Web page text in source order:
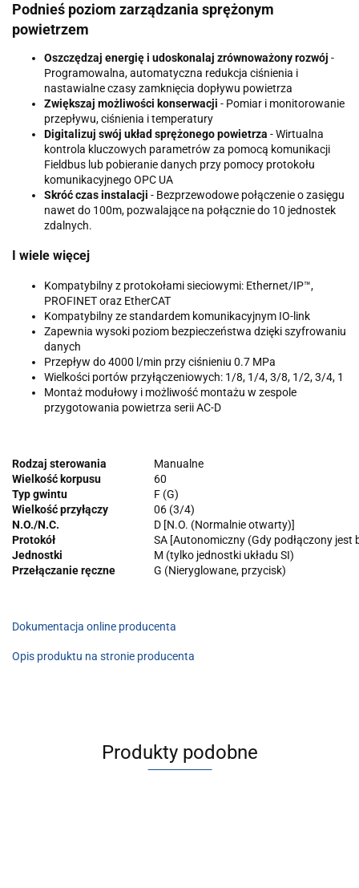
Podnieś poziom zarządzania sprężonym
powietrzem
Oszczędzaj energię i udoskonalaj zrównoważony rozwój -
Programowalna, automatyczna redukcja ciśnienia i
nastawialne czasy zamknięcia dopływu powietrza
Zwiększaj możliwości konserwacji - Pomiar i monitorowanie
przepływu, ciśnienia i temperatury
Digitalizuj swój układ sprężonego powietrza - Wirtualna
kontrola kluczowych parametrów za pomocą komunikacji
Fieldbus lub pobieranie danych przy pomocy protokołu
komunikacyjnego OPC UA
Skróć czas instalacji - Bezprzewodowe połączenie o zasięgu
nawet do 100m, pozwalające na połącznie do 10 jednostek
zdalnych.
I wiele więcej
Kompatybilny z protokołami sieciowymi: Ethernet/IP™,
PROFINET oraz EtherCAT
Kompatybilny ze standardem komunikacyjnym IO-link
Zapewnia wysoki poziom bezpieczeństwa dzięki szyfrowaniu
danych
Przepływ do 4000 l/min przy ciśnieniu 0.7 MPa
Wielkości portów przyłączeniowych: 1/8, 1/4, 3/8, 1/2, 3/4, 1
Montaż modułowy i możliwość montażu w zespole
przygotowania powietrza serii AC-D
Rodzaj sterowania
Manualne
Wielkość korpusu
60
Typ gwintu
F (G)
Wielkość przyłączy
06 (3/4)
N.O./N.C.
D [N.O. (Normalnie otwarty)]
Protokół
SA [Autonomiczny (Gdy podłączony
Jednostki
M (tylko jednostki układu SI)
Przełączanie ręczne
G (Nieryglowane, przycisk)
Dokumentacja online producenta
Opis produktu na stronie producenta
Produkty podobne